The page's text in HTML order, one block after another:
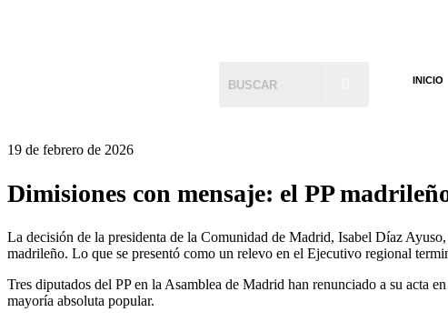
INICIO
19 de febrero de 2026
Dimisiones con mensaje: el PP
La decisión de la presidenta de la Comunidad de Madrid, Isabel Díaz
madrileño. Lo que se presentó como un relevo en el Ejecutivo regional
Tres diputados del PP en la Asamblea de Madrid han renunciado a su acta
mayoría absoluta popular.